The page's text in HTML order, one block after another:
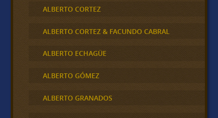
ALBERTO CORTEZ
ALBERTO CORTEZ & FACUNDO CABRAL
ALBERTO ECHAGÜE
ALBERTO GÓMEZ
ALBERTO GRANADOS